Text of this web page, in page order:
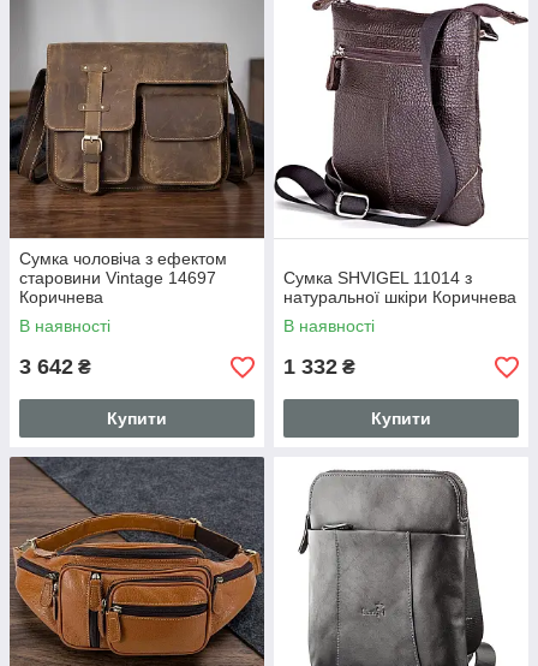
Сумка чоловіча з ефектом
старовини Vintage 14697
Коричнева
В наявності
3 642 ₴
Купити
Сумка SHVIGEL 11014 з
натуральної шкіри Коричнева
В наявності
1 332 ₴
Купити